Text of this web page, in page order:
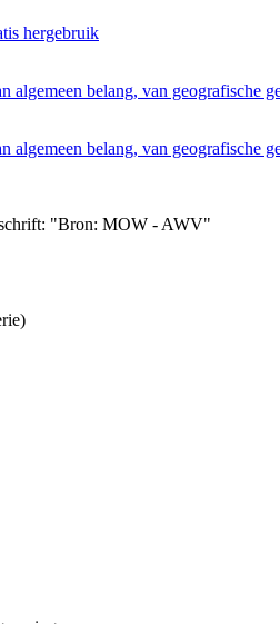
hergebruik
algemeen belang, van geografische
algemeen belang, van geografische
"Bron: MOW - AWV"